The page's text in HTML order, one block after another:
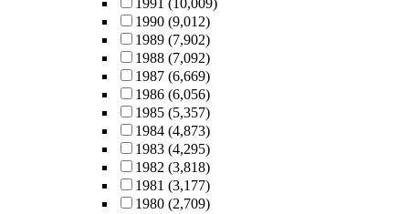
1991 (10,009)
1990 (9,012)
1989 (7,902)
1988 (7,092)
1987 (6,669)
1986 (6,056)
1985 (5,357)
1984 (4,873)
1983 (4,295)
1982 (3,818)
1981 (3,177)
1980 (2,709)